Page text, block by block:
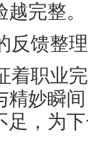
完整。
反馈整理
着职业
精妙瞬
足，为